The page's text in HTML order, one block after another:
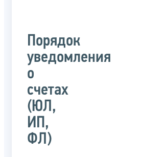
Порядок
уведомления
о
счетах
(ЮЛ,
ИП,
ФЛ)